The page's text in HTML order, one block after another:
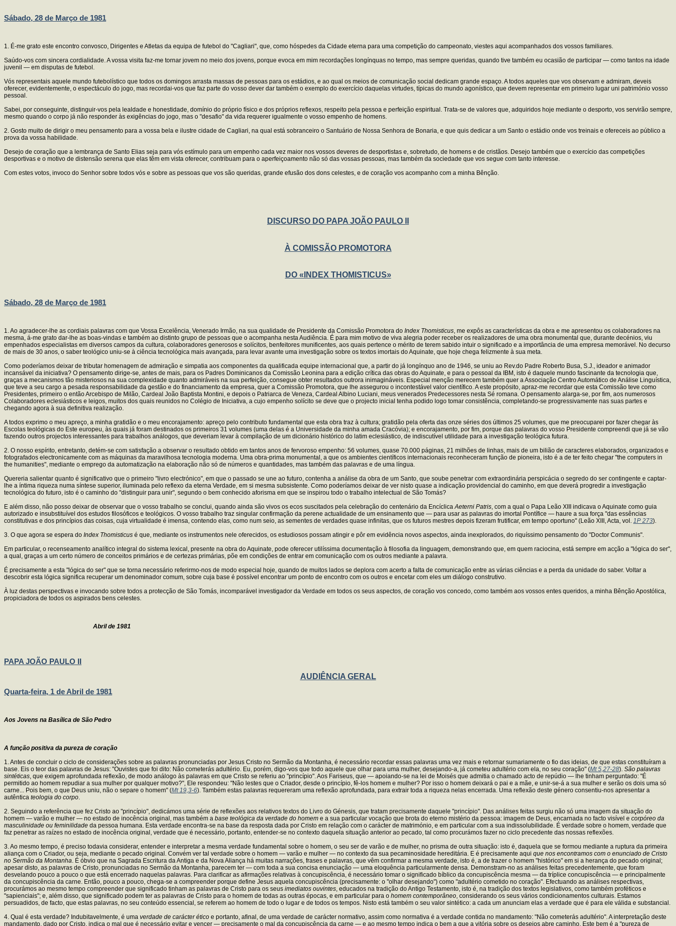
Sábado, 28 de Março de 1981
1. É-me grato este encontro convosco, Dirigentes e Atletas da equipa de futebol do "Cagliari", que, como hóspedes da Cidade eterna para uma competição do campeonato, viestes aqui acompanhados dos vossos familiares.
Saúdo-vos com sincera cordialidade. A vossa visita faz-me tornar jovem no meio dos jovens, porque evoca em mim recordações longínquas no tempo, mas sempre queridas, quando tive também eu ocasião de participar — como tantos na idade
juvenil — em disputas de futebol.
Vós representais aquele mundo futebolístico que todos os domingos arrasta massas de pessoas para os estádios, e ao qual os meios de comunicação social dedicam grande espaço. A todos aqueles que vos observam e admiram, deveis
oferecer, evidentemente, o espectáculo do jogo, mas recordai-vos que faz parte do vosso dever dar também o exemplo do exercício daquelas virtudes, típicas do mundo agonístico, que devem representar em primeiro lugar uni património vosso
pessoal.
Sabei, por conseguinte, distinguir-vos pela lealdade e honestidade, domínio do próprio físico e dos próprios reflexos, respeito pela pessoa e perfeição espiritual. Trata-se de valores que, adquiridos hoje mediante o desporto, vos servirão sempre,
mesmo quando o corpo já não responder às exigências do jogo, mas o "desafio" da vida requerer igualmente o vosso empenho de homens.
2. Gosto muito de dirigir o meu pensamento para a vossa bela e ilustre cidade de Cagliari, na qual está sobranceiro o Santuário de Nossa Senhora de Bonaria, e que quis dedicar a um Santo o estádio onde vos treinais e ofereceis ao público a
prova da vossa habilidade.
Desejo de coração que a lembrança de Santo Elias seja para vós estímulo para um empenho cada vez maior nos vossos deveres de desportistas e, sobretudo, de homens e de cristãos. Desejo também que o exercício das competições
desportivas e o motivo de distensão serena que elas têm em vista oferecer, contribuam para o aperfeiçoamento não só das vossas pessoas, mas também da sociedade que vos segue com tanto interesse.
Com estes votos, invoco do Senhor sobre todos vós e sobre as pessoas que vos são queridas, grande efusão dos dons celestes, e de coração vos acompanho com a minha Bênção.
DISCURSO DO PAPA JOÃO PAULO II
À COMISSÃO PROMOTORA
DO «INDEX THOMISTICUS»
Sábado, 28 de Março de 1981
1. Ao agradecer-lhe as cordiais palavras com que Vossa Excelência, Venerado Irmão, na sua qualidade de Presidente da Comissão Promotora do Index Thomisticus , me expôs as características da obra e me apresentou os colaboradores na
mesma, á-me grato dar-lhe as boas-vindas e também ao distinto grupo de pessoas que o acompanha nesta Audiência. É para mim motivo de viva alegria poder receber os realizadores de uma obra monumental que, durante decénios, viu
empenhados especialistas em diversos campos da cultura, colaboradores generosos e solícitos, benfeitores munificentes, aos quais pertence o mérito de terem sabido intuir o significado e a importância de uma empresa memorável. No decurso
de mais de 30 anos, o saber teológico uniu-se à ciência tecnológica mais avançada, para levar avante uma investigação sobre os textos imortais do Aquinate, que hoje chega felizmente à sua meta.
Como poderíamos deixar de tributar homenagem de admiração e simpatia aos componentes da qualificada equipe internacional que, a partir do já longínquo ano de 1946, se uniu ao Rev.do Padre Roberto Busa, S.J., ideador e animador
incansável da iniciativa? O pensamento dirige-se, antes de mais, para os Padres Dominicanos da Comissão Leonina para a edição crítica das obras do Aquinate, e para o pessoal da IBM, isto é daquele mundo fascinante da tecnologia que,
graças a mecanismos tão misteriosos na sua complexidade quanto admiráveis na sua perfeição, consegue obter resultados outrora inimagináveis. Especial menção merecem também quer a Associação Centro Automático de Análise Linguística,
que teve a seu cargo a pesada responsabilidade da gestão e do financiamento da empresa, quer a Comissão Promotora, que lhe assegurou o incontestável valor científico. A este propósito, apraz-me recordar que esta Comissão teve como
Presidentes, primeiro o então Arcebispo de Milão, Cardeal João Baptista Montini, e depois o Patriarca de Veneza, Cardeal Albino Luciani, meus venerados Predecessores nesta Sé romana. O pensamento alarga-se, por fim, aos numerosos
Colaboradores eclesiásticos e leigos, muitos dos quais reunidos no Colégio de Iniciativa, a cujo empenho solícito se deve que o projecto inicial tenha podido logo tomar consistência, completando-se progressivamente nas suas partes e
chegando agora à sua definitiva realização.
A todos exprimo o meu apreço, a minha gratidão e o meu encorajamento: apreço pelo contributo fundamental que esta obra traz à cultura; gratidão pela oferta das onze séries dos últimos 25 volumes, que me preocuparei por fazer chegar às
Escolas teológicas do Este europeu, às quais já foram destinados os primeiros 31 volumes (uma delas é a Universidade da minha amada Cracóvia); e encorajamento, por fim, porque das palavras do vosso Presidente compreendi que já se vão
fazendo outros projectos interessantes para trabalhos análogos, que deveriam levar à compilação de um dicionário histórico do latim eclesiástico, de indiscutível utilidade para a investigação teológica futura.
2. O nosso espírito, entretanto, detém-se com satisfação a observar o resultado obtido em tantos anos de fervoroso empenho: 56 volumes, quase 70.000 páginas, 21 milhões de linhas, mais de um bilião de caracteres elaborados, organizados e
fotografados electronicamente com as máquinas da maravilhosa tecnologia moderna. Uma obra-prima monumental, a que os ambientes científicos internacionais reconheceram função de pioneira, isto é a de ter feito chegar "the computers in
the humanities", mediante o emprego da automatização na elaboração não só de números e quantidades, mas também das palavras e de uma língua.
Quereria salientar quanto é significativo que o primeiro "livro electrónico", em que o passado se une ao futuro, contenha a análise da obra de um Santo, que soube penetrar com extraordinária perspicácia o segredo do ser contingente e captar-
lhe a íntima riqueza numa síntese superior, iluminada pelo reflexo da eterna Verdade, em si mesma subsistente. Como poderíamos deixar de ver nisto quase a indicação providencial do caminho, em que deverá progredir a investigação
tecnológica do futuro, isto é o caminho do "distinguir para unir", segundo o bem conhecido aforisma em que se inspirou todo o trabalho intelectual de São Tomás?
E além disso, não posso deixar de observar que o vosso trabalho se conclui, quando ainda são vivos os ecos suscitados pela celebração do centenário da Encíclica Aeterni Patris , com a qual o Papa Leão XIII indicava o Aquinate como guia
autorizado e insubstituível dos estudos filosóficos e teológicos. O vosso trabalho traz singular confirmação da perene actualidade de um ensinamento que — para usar as palavras do imortal Pontífice — haure a sua força "das essências
constitutivas e dos princípios das coisas, cuja virtualidade é imensa, contendo elas, como num seio, as sementes de verdades quase infinitas, que os futuros mestres depois fizeram frutificar, em tempo oportuno" (Leão XIII, Acta, vol. 1P 273).
3. O que agora se espera do Index Thomisticus é que, mediante os instrumentos nele oferecidos, os estudiosos possam atingir e pôr em evidência novos aspectos, ainda inexplorados, do riquíssimo pensamento do "Doctor Communis".
Em particular, o recenseamento analítico integral do sistema lexical, presente na obra do Aquinate, pode oferecer utilíssima documentação à filosofia da linguagem, demonstrando que, em quem raciocina, está sempre em acção a "lógica do ser",
a qual, graças a um certo número de conceitos primários e de certezas primárias, põe em condições de entrar em comunicação com os outros mediante a palavra.
É precisamente a esta "lógica do ser" que se torna necessário referirmo-nos de modo especial hoje, quando de muitos lados se deplora com acerto a falta de comunicação entre as várias ciências e a perda da unidade do saber. Voltar a
descobrir esta lógica significa recuperar um denominador comum, sobre cuja base é possível encontrar um ponto de encontro com os outros e encetar com eles um diálogo construtivo.
À luz destas perspectivas e invocando sobre todos a protecção de São Tomás, incomparável investigador da Verdade em todos os seus aspectos, de coração vos concedo, como também aos vossos entes queridos, a minha Bênção Apostólica,
propiciadora de todos os aspirados bens celestes.
Abril de 1981
PAPA JOÃO PAULO II
AUDIÊNCIA GERAL
Quarta-feira, 1 de Abril de 1981
Aos Jovens na Basílica de São Pedro
A função positiva da pureza de coração
1. Antes de concluir o ciclo de considerações sobre as palavras pronunciadas por Jesus Cristo no Sermão da Montanha, é necessário recordar essas palavras uma vez mais e retornar sumariamente o fio das ideias, de que estas constituíram a
base. Eis o teor das palavras de Jesus: "Ouvistes que foi dito: Não cometerás adultério. Eu, porém, digo-vos que todo aquele que olhar para uma mulher, desejando-a, já cometeu adultério com ela, no seu coração" (Mt 5,27-28). São palavras
sintéticas , que exigem aprofundada reflexão, de modo análogo às palavras em que Cristo se referiu ao "princípio". Aos Fariseus, que — apoiando-se na lei de Moisés que admitia o chamado acto de repúdio — lhe tinham perguntado: "É
permitido ao homem repudiar a sua mulher por qualquer motivo?", Ele respondeu: "Não lestes que o Criador, desde o princípio, fê-los homem e mulher? Por isso o homem deixará o pai e a mãe, e unir-se-á a sua mulher e serão os dois uma só
carne... Pois bem, o que Deus uniu, não o separe o homem" (Mt 19,3-6). Também estas palavras requereram uma reflexão aprofundada, para extrair toda a riqueza nelas encerrada. Uma reflexão deste género consentiu-nos apresentar a
autêntica teologia do corpo
2. Seguindo a referência que fez Cristo ao "princípio", dedicámos uma série de reflexões aos relativos textos do Livro do Génesis, que tratam precisamente daquele "princípio". Das análises feitas surgiu não só uma imagem da situação do
homem — varão e mulher — no estado de inocência original, mas também a base teológica da verdade do homem e a sua particular vocação que brota do eterno mistério da pessoa: imagem de Deus, encarnada no facto visível e corpóreo da
masculinidade ou feminilidade da pessoa humana. Esta verdade encontra-se na base da resposta dada por Cristo em relação com o carácter de matrimónio, e em particular com a sua indissolubilidade. É verdade sobre o homem, verdade que
faz penetrar as raízes no estado de inocência original, verdade que é necessário, portanto, entender-se no contexto daquela situação anterior ao pecado, tal como procurámos fazer no ciclo precedente das nossas reflexões.
3. Ao mesmo tempo, é preciso todavia considerar, entender e interpretar a mesma verdade fundamental sobre o homem, o seu ser de varão e de mulher, no prisma de outra situação: isto é, daquela que se formou mediante a ruptura da primeira
aliança com o Criador, ou seja, mediante o pecado original. Convém ver tal verdade sobre o homem — varão e mulher — no contexto da sua pecaminosidade hereditária. E é precisamente aqui que nos encontramos com o enunciado de Cristo
no Sermão da Montanha . É óbvio que na Sagrada Escritura da Antiga e da Nova Aliança há muitas narrações, frases e palavras, que vêm confirmar a mesma verdade, isto é, a de trazer o homem "histórico" em si a herança do pecado original;
apesar disto, as palavras de Cristo, pronunciadas no Sermão da Montanha, parecem ter — com toda a sua concisa enunciação — uma eloquência particularmente densa. Demonstram-no as análises feitas precedentemente, que foram
desvelando pouco a pouco o que está encerrado naquelas palavras. Para clarificar as afirmações relativas à concupiscência, é necessário tomar o significado bíblico da concupiscência mesma — da tríplice concupiscência — e principalmente
da concupiscência da carne. Então, pouco a pouco, chega-se a compreender porque define Jesus aquela concupiscência (precisamente: o "olhar desejando") como "adultério cometido no coração". Efectuando as análises respectivas,
procurámos ao mesmo tempo compreender que significado tinham as palavras de Cristo para os seus imediatos ouvintes , educados na tradição do Antigo Testamento, isto é, na tradição dos textos legislativos, como também proféticos e
"sapienciais"; e, além disso, que significado podem ter as palavras de Cristo para o homem de todas as outras épocas, e em particular para o homem contemporâneo , considerando os seus vários condicionamentos culturais. Estamos
persuadidos, de facto, que estas palavras, no seu conteúdo essencial, se referem ao homem de todo o lugar e de todos os tempos. Nisto está também o seu valor sintético: a cada um anunciam elas a verdade que é para ele válida e substancial.
4. Qual é esta verdade? Indubitavelmente, é uma verdade de carácter ético e portanto, afinal, de uma verdade de carácter normativo, assim como normativa é a verdade contida no mandamento: "Não cometerás adultério". A interpretação deste
mandamento, dado por Cristo, indica o mal que é necessário evitar e vencer — precisamente o mal da concupiscência da carne — e ao mesmo tempo indica o bem a que a vitória sobre os desejos abre caminho. Este bem é a "pureza de